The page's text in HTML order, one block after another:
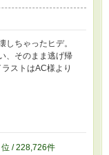
しちゃったヒデ。
、そのまま逃げ帰
ストはAC様より
位 / 228,726件